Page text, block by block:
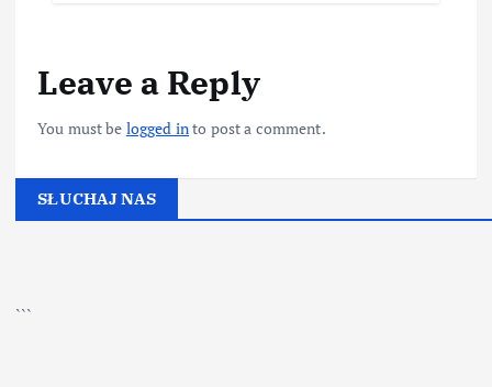
Leave a Reply
You must be logged into post a comment.
SŁUCHAJ NAS
```